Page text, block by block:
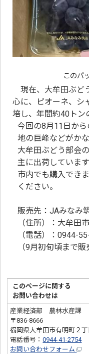
このパ
現在、大牟田ぶど
心に、ピオーネ、シ
培し、年間約40トン
今回の8月11日か
地の巨峰などがか
大牟田ぶどう部会
主に出荷しています
市内でも購入でき
ください。
販売先：JAみな
（住所）：大牟田
（電話）：0944-
（9月初旬頃まで
このページに関する
お問い合わせは
産業経済部 農林水産課
〒836-8666
福岡県大牟田市有明町２
電話番号：0944-41-2754
お問い合わせフォーム